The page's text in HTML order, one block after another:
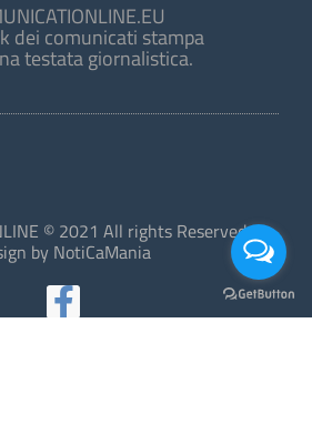
dei comunicati stampa
testata giornalistica.
© 2021 All rights Reserved.
by NotiCaMania